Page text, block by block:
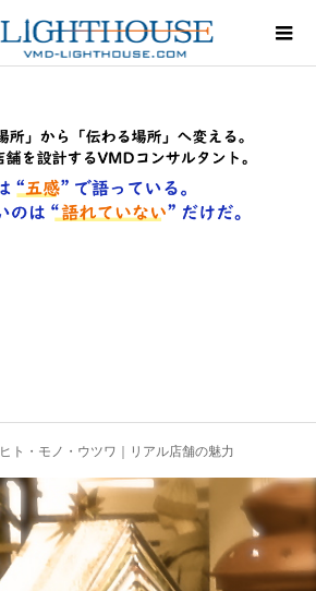
ヒト・モノ・ウツワ｜リアル店舗の魅力